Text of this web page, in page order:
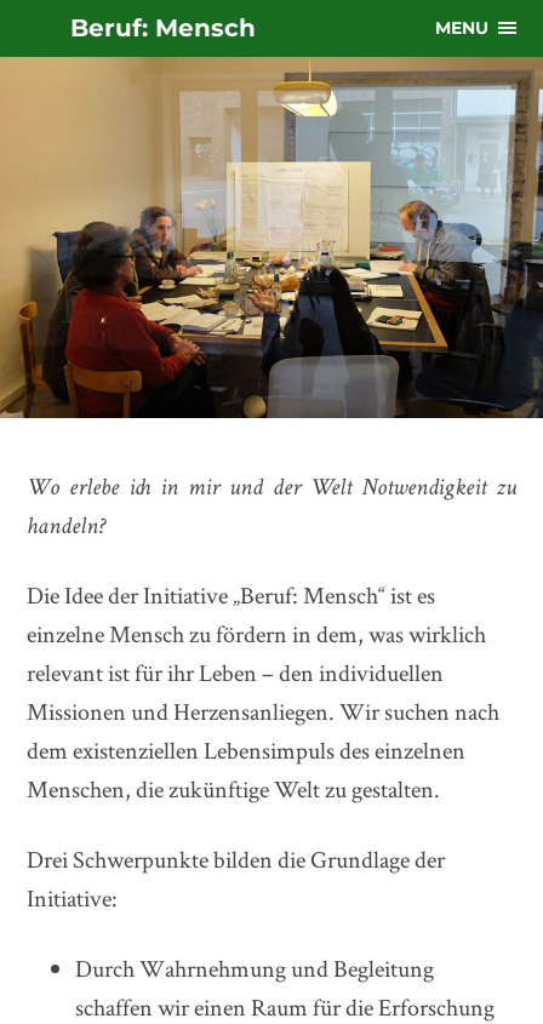
Beruf: Mensch MENU
Wo erlebe ich in mir und der Welt Notwendigkeit zu
handeln?
Die Idee der Initiative „Beruf: Mensch“ ist es
einzelne Mensch zu fördern in dem, was wirklich
relevant ist für ihr Leben – den individuellen
Missionen und Herzensanliegen. Wir suchen nach
dem existenziellen Lebensimpuls des einzelnen
Menschen, die zukünftige Welt zu gestalten.
Drei Schwerpunkte bilden die Grundlage der
Initiative:
Durch Wahrnehmung und Begleitung
schaffen wir einen Raum für die Erforschung